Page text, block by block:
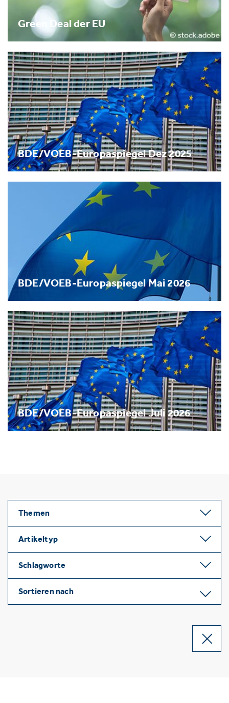
Green Deal der EU
BDE/VOEB-Europaspiegel Dez 2025
BDE/VOEB-Europaspiegel Mai 2026
BDE/VOEB-Europaspiegel Juli 2026
Themen
Artikeltyp
Schlagworte
Sortieren nach